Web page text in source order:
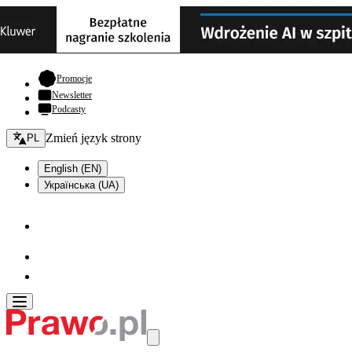
Promocje- otwiera się w nowej karcie
Newsletter
Podcasty
Zmień język - bieżący:
PL Zmień język strony
English (EN)
Українська (UA)